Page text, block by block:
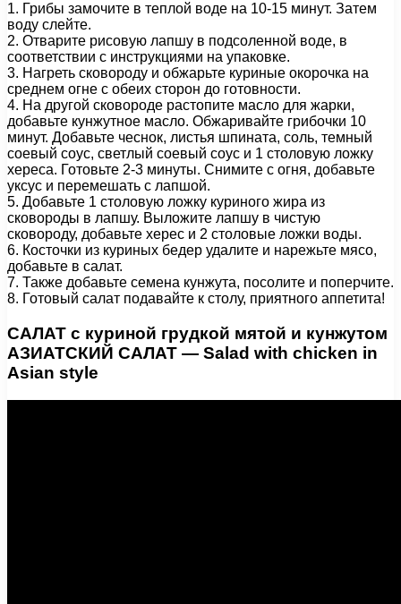
1. Грибы замочите в теплой воде на 10-15 минут. Затем
воду слейте.
2. Отварите рисовую лапшу в подсоленной воде, в
соответствии с инструкциями на упаковке.
3. Нагреть сковороду и обжарьте куриные окорочка на
среднем огне с обеих сторон до готовности.
4. На другой сковороде растопите масло для жарки,
добавьте кунжутное масло. Обжаривайте грибочки 10
минут. Добавьте чеснок, листья шпината, соль, темный
соевый соус, светлый соевый соус и 1 столовую ложку
хереса. Готовьте 2-3 минуты. Снимите с огня, добавьте
уксус и перемешать с лапшой.
5. Добавьте 1 столовую ложку куриного жира из
сковороды в лапшу. Выложите лапшу в чистую
сковороду, добавьте херес и 2 столовые ложки воды.
6. Косточки из куриных бедер удалите и нарежьте мясо,
добавьте в салат.
7. Также добавьте семена кунжута, посолите и поперчите.
8. Готовый салат подавайте к столу, приятного аппетита!
САЛАТ с куриной грудкой мятой и кунжутом
АЗИАТСКИЙ САЛАТ — Salad with chicken in
Asian style